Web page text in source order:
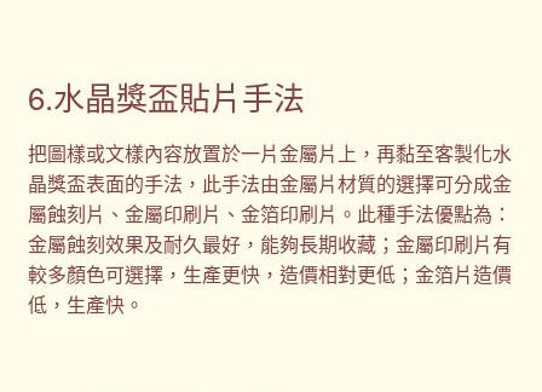
6.水晶獎盃貼片手法
把圖樣或文樣內容放置於一片金屬片上，再黏至客製化水
晶獎盃表面的手法，此手法由金屬片材質的選擇可分成金
屬蝕刻片、金屬印刷片、金箔印刷片。此種手法優點為：
金屬蝕刻效果及耐久最好，能夠長期收藏；金屬印刷片有
較多顏色可選擇，生產更快，造價相對更低；金箔片造價
低，生產快。